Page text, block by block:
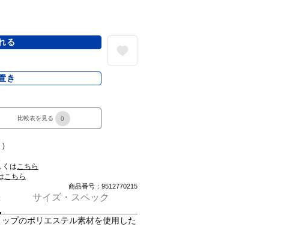
る
き
比較表を見る 0
)
はこちら
こちら
商品番号：9512770215
サイズ・スペック
プのポリエステル素材を使用した